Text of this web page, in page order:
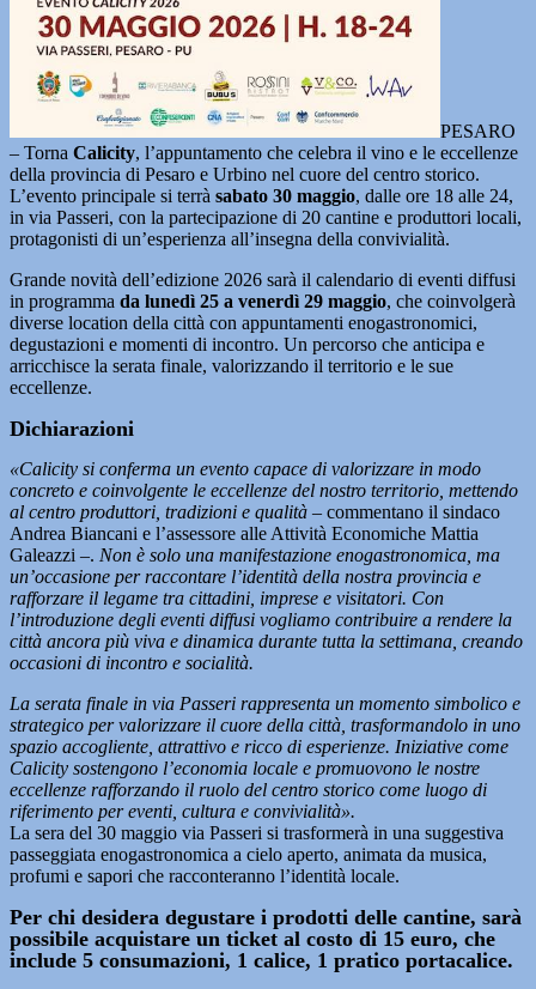
PESARO
– Torna Calicity, l’appuntamento che celebra il vino e le eccellenze
della provincia di Pesaro e Urbino nel cuore del centro storico.
L’evento principale si terrà sabato 30 maggio, dalle ore 18 alle 24,
in via Passeri, con la partecipazione di 20 cantine e produttori locali,
protagonisti di un’esperienza all’insegna della convivialità.
Grande novità dell’edizione 2026 sarà il calendario di eventi diffusi
in programma da lunedì 25 a venerdì 29 maggio, che coinvolgerà
diverse location della città con appuntamenti enogastronomici,
degustazioni e momenti di incontro. Un percorso che anticipa e
arricchisce la serata finale, valorizzando il territorio e le sue
eccellenze.
Dichiarazioni
«Calicity si conferma un evento capace di valorizzare in modo
concreto e coinvolgente le eccellenze del nostro territorio, mettendo
al centro produttori, tradizioni e qualità – commentano il sindaco
Andrea Biancani e l’assessore alle Attività Economiche Mattia
Galeazzi –. Non è solo una manifestazione enogastronomica, ma
un’occasione per raccontare l’identità della nostra provincia e
rafforzare il legame tra cittadini, imprese e visitatori. Con
l’introduzione degli eventi diffusi vogliamo contribuire a rendere la
città ancora più viva e dinamica durante tutta la settimana, creando
occasioni di incontro e socialità.
La serata finale in via Passeri rappresenta un momento simbolico e
strategico per valorizzare il cuore della città, trasformandolo in uno
spazio accogliente, attrattivo e ricco di esperienze. Iniziative come
Calicity sostengono l’economia locale e promuovono le nostre
eccellenze rafforzando il ruolo del centro storico come luogo di
riferimento per eventi, cultura e convivialità».
La sera del 30 maggio via Passeri si trasformerà in una suggestiva
passeggiata enogastronomica a cielo aperto, animata da musica,
profumi e sapori che racconteranno l’identità locale.
Per chi desidera degustare i prodotti delle cantine, sarà
possibile acquistare un ticket al costo di 15 euro, che
include 5 consumazioni, 1 calice, 1 pratico portacalice.